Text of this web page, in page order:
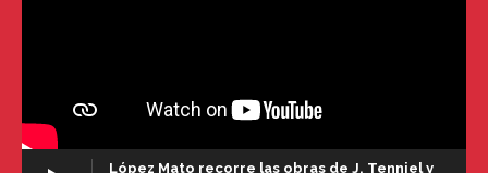
López Mato recorre las obras de J. Tenniel y